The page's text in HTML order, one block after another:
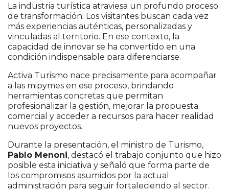
La industria turística atraviesa un profundo proceso
de transformación. Los visitantes buscan cada vez
más experiencias auténticas, personalizadas y
vinculadas al territorio. En ese contexto, la
capacidad de innovar se ha convertido en una
condición indispensable para diferenciarse.
Activa Turismo nace precisamente para acompañar
a las mipymes en ese proceso, brindando
herramientas concretas que permitan
profesionalizar la gestión, mejorar la propuesta
comercial y acceder a recursos para hacer realidad
nuevos proyectos.
Durante la presentación, el ministro de Turismo,
Pablo Menoni, destacó el trabajo conjunto que hizo
posible esta iniciativa y señaló que forma parte de
los compromisos asumidos por la actual
administración para seguir fortaleciendo al sector.